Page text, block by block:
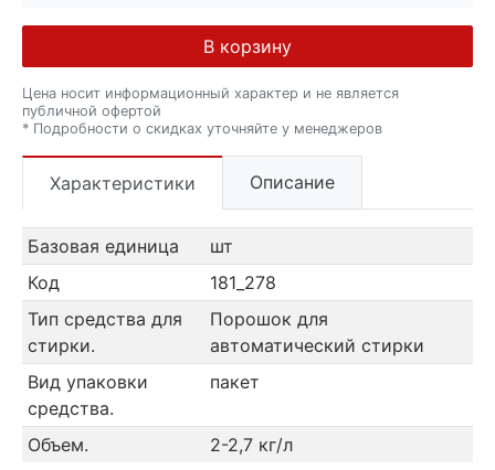
В корзину
Цена носит информационный характер и не является
публичной офертой
* Подробности о скидках уточняйте у менеджеров
Характеристики Описание
Базовая единица
шт
Код
181_278
Тип средства для
стирки.
Порошок для
автоматический стирки
Вид упаковки
средства.
пакет
Объем. 2-2,7 кг/л